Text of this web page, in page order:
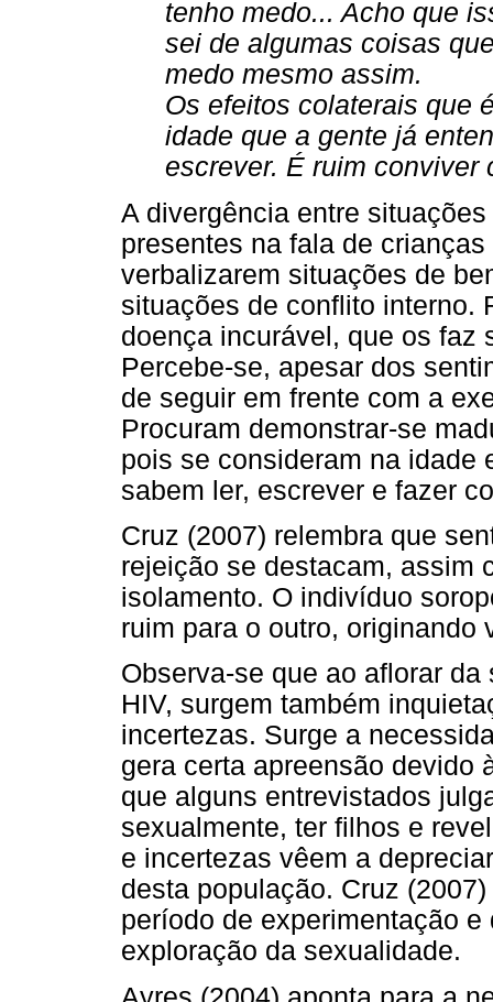
tenho medo... Acho que
sei de algumas coisas
medo mesmo assim.
Os efeitos colaterais que
idade que a gente já
escrever. É ruim conviver
A divergência entre
presentes na fala de
verbalizarem situações de
situações de conflito interno.
doença incurável, que os faz
Percebe-se, apesar dos
de seguir em frente com a
Procuram demonstrar-se
pois se consideram na idade
sabem ler, escrever e fazer
Cruz (2007) relembra que
rejeição se destacam, assim
isolamento. O indivíduo
ruim para o outro, originando
Observa-se que ao aflorar
HIV, surgem também
incertezas. Surge a
gera certa apreensão devido
que alguns entrevistados
sexualmente, ter filhos e
e incertezas vêem a
desta população. Cruz
período de experimentação
exploração da sexualidade.